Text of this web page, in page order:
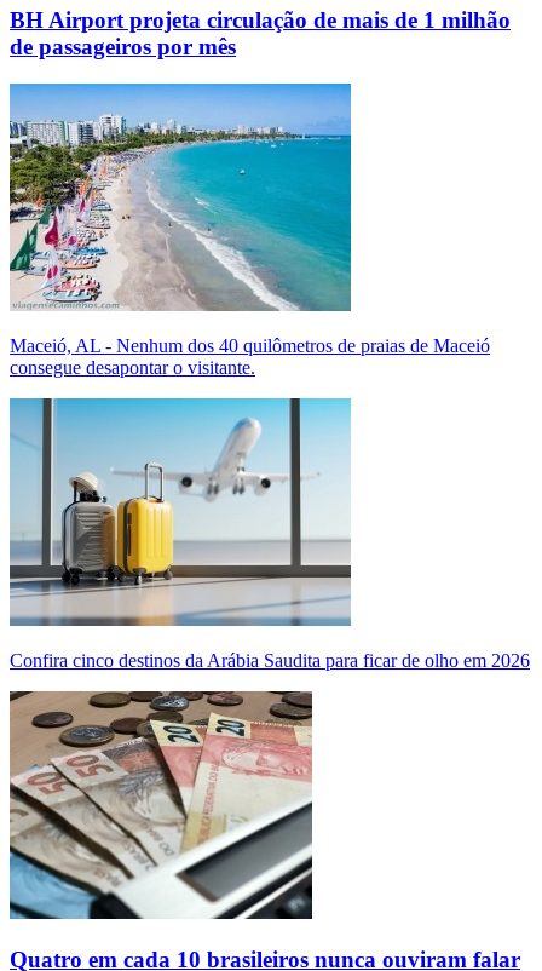
BH Airport projeta circulação de mais de 1 milhão
de passageiros por mês
Maceió, AL - Nenhum dos 40 quilômetros de praias de Maceió
consegue desapontar o visitante.
Confira cinco destinos da Arábia Saudita para ficar de olho em 2026
Quatro em cada 10 brasileiros nunca ouviram falar